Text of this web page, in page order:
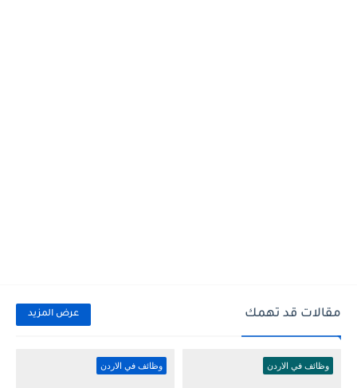
مقالات قد تهمك عرض المزيد
وظائف في الاردن وظائف في الاردن